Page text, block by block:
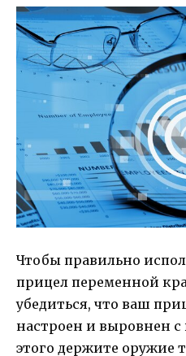
Чтобы правильно
прицел переменной
убедиться, что ваш
настроен и выровнен
этого держите оружие